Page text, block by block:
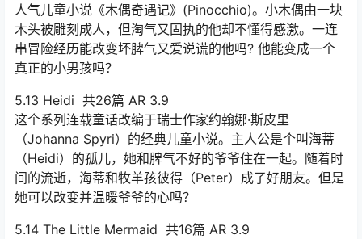
人气儿童小说《木偶奇遇记》(Pinocchio)。小木偶由一块
木头被雕刻成人，但淘气又固执的他却不懂得感激。一连
串冒险经历能改变坏脾气又爱说谎的他吗? 他能变成一个
真正的小男孩吗？
5.13 Heidi 共26篇 AR 3.9
这个系列连载童话改编于瑞士作家约翰娜·斯皮里
（Johanna Spyri）的经典儿童小说。主人公是个叫海蒂
（Heidi）的孤儿，她和脾气不好的爷爷住在一起。随着时
间的流逝，海蒂和牧羊孩彼得（Peter）成了好朋友。但是
她可以改变并温暖爷爷的心吗？
5.14 The Little Mermaid 共16篇 AR 3.9